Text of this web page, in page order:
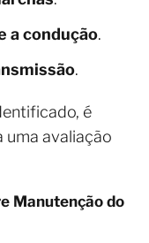
a condução.
.
é
uma avaliação
Manutenção do